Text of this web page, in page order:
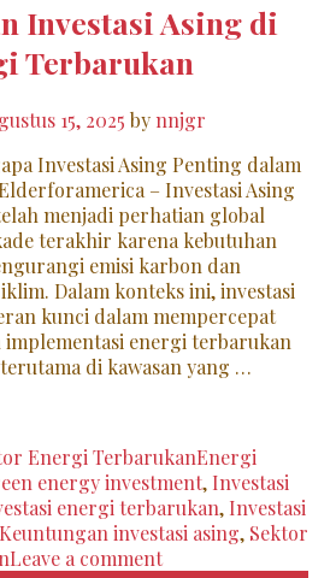
Investasi Asing di
Terbarukan
15, 2025 bynnjgr
Investasi Asing Penting dalam
– Investasi Asing
menjadi perhatian global
terakhir karena kebutuhan
emisi karbon dan
Dalam konteks ini, investasi
kunci dalam mempercepat
implementasi energi terbarukan
di kawasan yang …
Energi TerbarukanTags
Energi
energy investment, Investasi
energi terbarukan, Investasi
Keuntungan investasi asing, Sektor
Leave a comment